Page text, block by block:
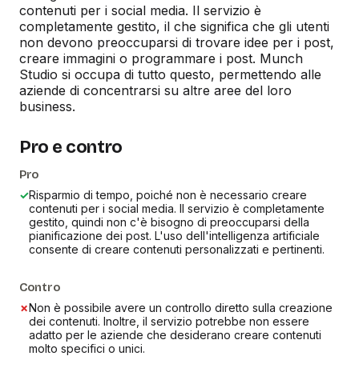
contenuti per i social media. Il servizio è
completamente gestito, il che significa che gli utenti
non devono preoccuparsi di trovare idee per i post,
creare immagini o programmare i post. Munch
Studio si occupa di tutto questo, permettendo alle
aziende di concentrarsi su altre aree del loro
business.
Pro e contro
Pro
✓Risparmio di tempo, poiché non è necessario creare
contenuti per i social media. Il servizio è completamente
gestito, quindi non c'è bisogno di preoccuparsi della
pianificazione dei post. L'uso dell'intelligenza artificiale
consente di creare contenuti personalizzati e pertinenti.
Contro
✗Non è possibile avere un controllo diretto sulla creazione
dei contenuti. Inoltre, il servizio potrebbe non essere
adatto per le aziende che desiderano creare contenuti
molto specifici o unici.